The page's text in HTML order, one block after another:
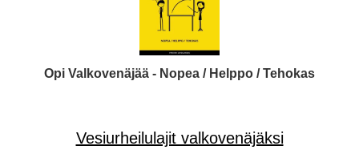
Opi Valkovenäjää - Nopea / Helppo / Tehokas
Vesiurheilulajit valkovenäjäksi